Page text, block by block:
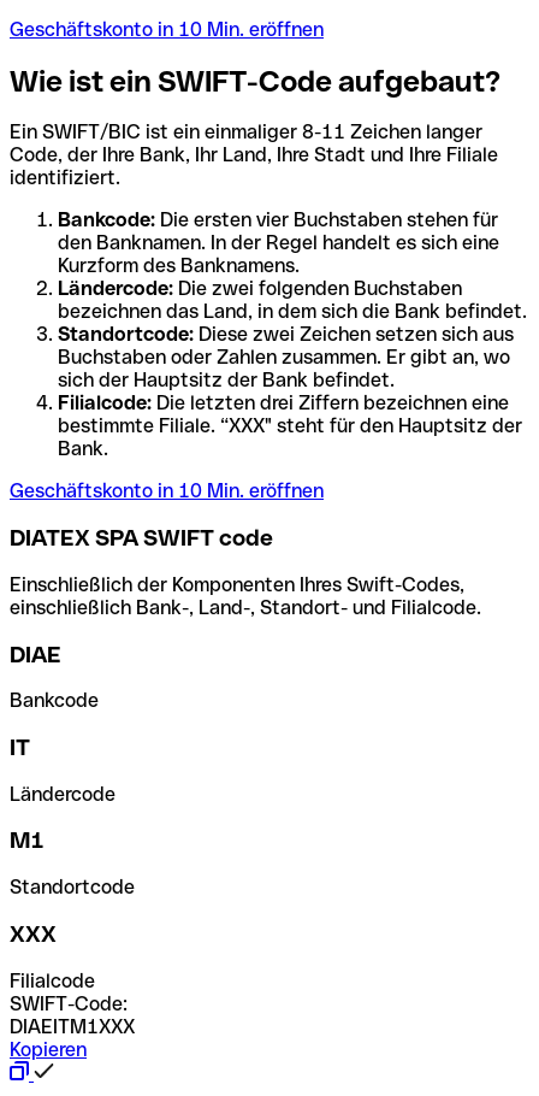
Geschäftskonto in 10 Min. eröffnen
Wie ist ein SWIFT-Code aufgebaut?
Ein SWIFT/BIC ist ein einmaliger 8-11 Zeichen langer
Code, der Ihre Bank, Ihr Land, Ihre Stadt und Ihre Filiale
identifiziert.
Bankcode: Die ersten vier Buchstaben stehen für
den Banknamen. In der Regel handelt es sich eine
Kurzform des Banknamens.
Ländercode: Die zwei folgenden Buchstaben
bezeichnen das Land, in dem sich die Bank befindet.
Standortcode: Diese zwei Zeichen setzen sich aus
Buchstaben oder Zahlen zusammen. Er gibt an, wo
sich der Hauptsitz der Bank befindet.
Filialcode: Die letzten drei Ziffern bezeichnen eine
bestimmte Filiale. “XXX" steht für den Hauptsitz der
Bank.
Geschäftskonto in 10 Min. eröffnen
DIATEX SPA SWIFT code
Einschließlich der Komponenten Ihres Swift-Codes,
einschließlich Bank-, Land-, Standort- und Filialcode.
DIAE
Bankcode
IT
Ländercode
M1
Standortcode
XXX
Filialcode
SWIFT-Code:
DIAEITM1XXX
Kopieren